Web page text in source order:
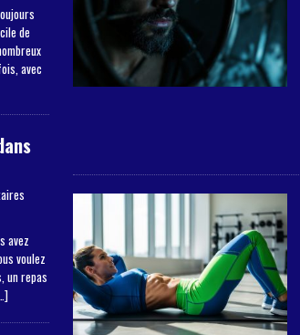
de
avec
avez
voulez
un repas